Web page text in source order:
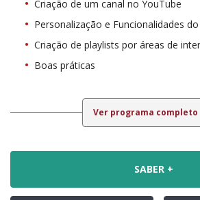
Criação de um canal no YouTube
Personalização e Funcionalidades
Criação de playlists por áreas de
Boas práticas
Ver programa completo
SABER +